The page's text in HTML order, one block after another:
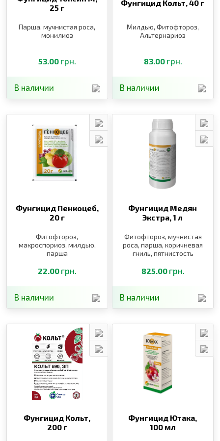
25 г
Парша, мучнистая роса,
монилиоз
53.00 грн.
В наличии
Фунгицид Кольт,40 г
Милдью, Фитофтороз,
Альтернариоз
83.00 грн.
В наличии
Фунгицид Пенкоцеб,
20 г
Фитофтороз,
макроспориоз, милдью,
парша
22.00 грн.
В наличии
Фунгицид Медян
Экстра,1 л
Фитофтороз, мучнистая
роса, парша, коричневая
гниль, пятнистость
ожог, кудрявость,
альтернариоз,
825.00 грн.
В наличии
Фунгицид Кольт,
200 г
Фунгицид Ютака,
100 мл